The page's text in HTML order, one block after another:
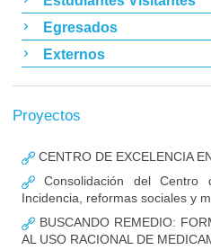
Egresados
Externos
Proyectos
CENTRO DE EXCELENCIA
Consolidación del Centro
Incidencia, reformas sociales y
BUSCANDO REMEDIO:
AL USO RACIONAL DE